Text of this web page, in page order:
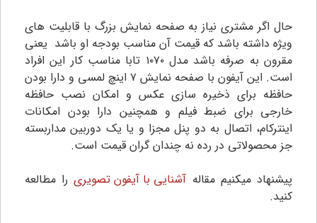
حال اگر مشتری نیاز به صفحه نمایش بزرگ با قابلیت های
ویژه داشته باشد که قیمت آن مناسب بودجه او باشد یعنی
مقرون به صرفه باشد مدل ۱۰۷۰ تابا مناسب کار این افراد
است. این آیفون با صفحه نمایش ۷ اینچ لمسی و دارا بودن
حافظه برای ذخیره سازی عکس و امکان نصب حافظه
خارجی برای ضبط فیلم و همچنین دارا بودن امکانات
اینترکام، اتصال به دو پنل مجزا و یا یک دوربین مداربسته
جز محصولاتی در رده نه چندان گران قیمت است.
پیشنهاد میکنیم مقاله آشنایی با آیفون تصویریرا مطالعه
کنید.